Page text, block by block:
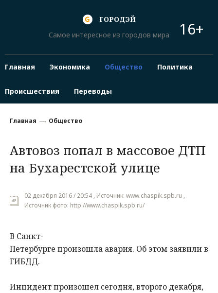
ГОРОДЭЙ
Самое интересное из городов мира
16+
Главная Экономика Общество Политика
Происшествия Переводы
Главная Общество
Автовоз попал в массовое ДТП
на Бухарестской улице
02 декабря 2016 / 20:54 , Источник: www.chaspik.spb.ru ,
Источник фото: http://www.chaspik.spb.ru/
В Санкт-
Петербурге произошла авария. Об этом заявили в
ГИБДД.
Инцидент произошел сегодня, второго декабря,